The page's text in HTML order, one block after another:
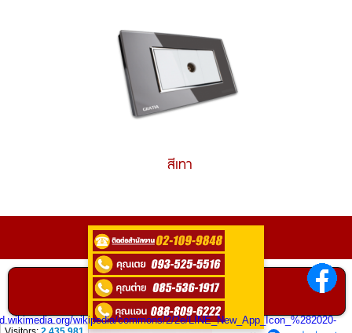
สีเทา
ติดต่อ0935255516
คลิกเพื่อโทร
ติดต่อสอบถามได้ที่